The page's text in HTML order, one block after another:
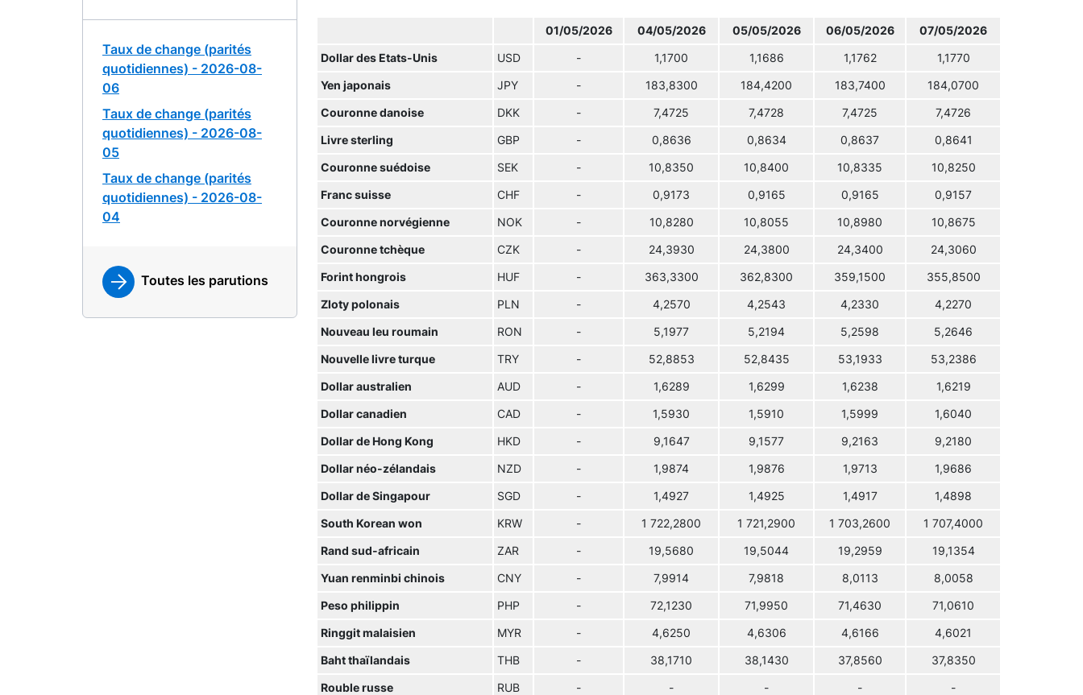
Taux de change (parités
quotidiennes) - 2026-08-
06
Taux de change (parités
quotidiennes) - 2026-08-
05
Taux de change (parités
quotidiennes) - 2026-08-
04
Toutes les parutions
01/05/2026 04/05/2026 05/05/2026 06/05/2026 07/05/2026
Dollar des Etats-Unis USD - 1,1700 1,1686 1,1762 1,1770
Yen japonais JPY - 183,8300 184,4200 183,7400 184,0700
Couronne danoise DKK - 7,4725 7,4728 7,4725 7,4726
Livre sterling GBP - 0,8636 0,8634 0,8637 0,8641
Couronne suédoise SEK - 10,8350 10,8400 10,8335 10,8250
Franc suisse CHF - 0,9173 0,9165 0,9165 0,9157
Couronne norvégienne NOK - 10,8280 10,8055 10,8980 10,8675
Couronne tchèque CZK - 24,3930 24,3800 24,3400 24,3060
Forint hongrois HUF - 363,3300 362,8300 359,1500 355,8500
Zloty polonais PLN - 4,2570 4,2543 4,2330 4,2270
Nouveau leu roumain RON - 5,1977 5,2194 5,2598 5,2646
Nouvelle livre turque TRY - 52,8853 52,8435 53,1933 53,2386
Dollar australien AUD - 1,6289 1,6299 1,6238 1,6219
Dollar canadien CAD - 1,5930 1,5910 1,5999 1,6040
Dollar de Hong Kong HKD - 9,1647 9,1577 9,2163 9,2180
Dollar néo-zélandais NZD - 1,9874 1,9876 1,9713 1,9686
Dollar de Singapour SGD - 1,4927 1,4925 1,4917 1,4898
South Korean won KRW - 1 722,2800 1 721,2900 1 703,2600 1 707,4000
Rand sud-africain ZAR - 19,5680 19,5044 19,2959 19,1354
Yuan renminbi chinois CNY - 7,9914 7,9818 8,0113 8,0058
Peso philippin PHP - 72,1230 71,9950 71,4630 71,0610
Ringgit malaisien MYR - 4,6250 4,6306 4,6166 4,6021
Baht thaïlandais THB - 38,1710 38,1430 37,8560 37,8350
Rouble russe RUB - - - - -